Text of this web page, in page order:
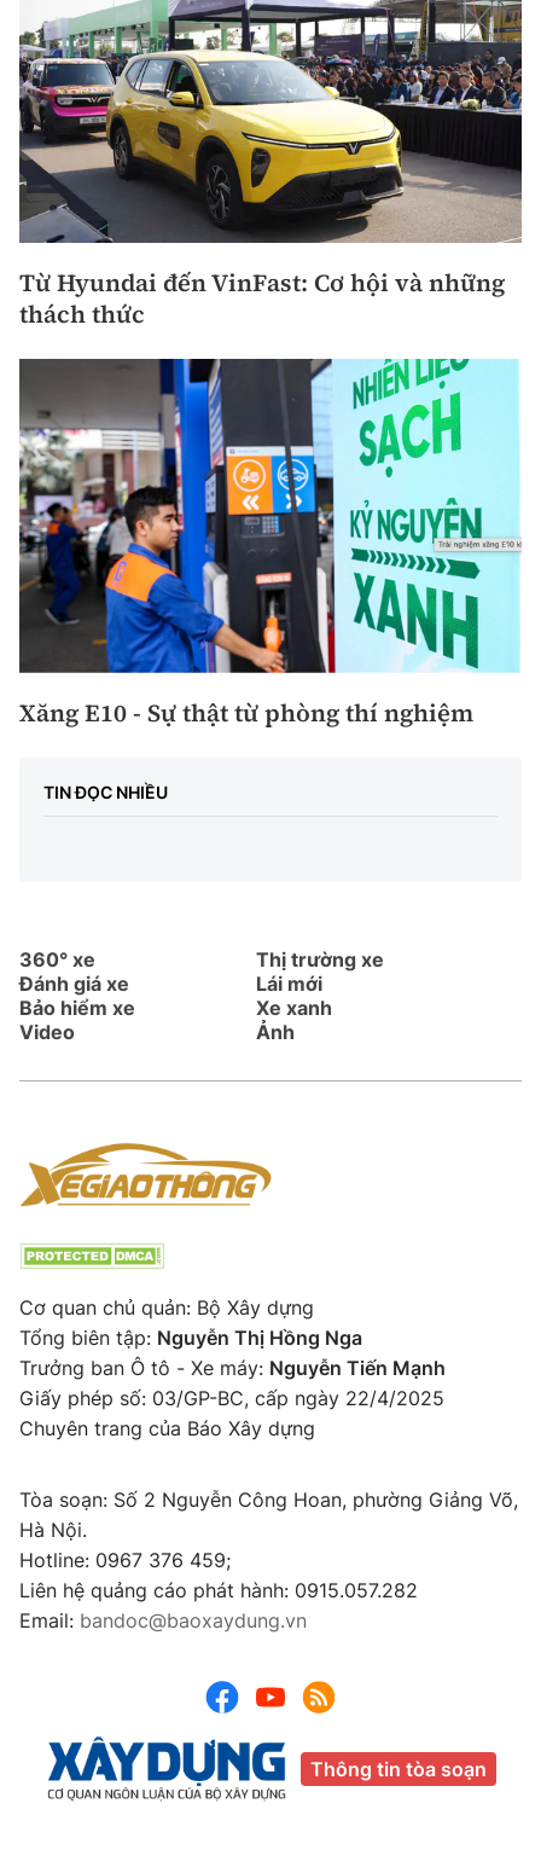
Từ Hyundai đến VinFast: Cơ hội và những
thách thức
Xăng E10 - Sự thật từ phòng thí nghiệm
TIN ĐỌC NHIỀU
360° xe
Thị trường xe
Đánh giá xe
Lái mới
Bảo hiểm xe
Xe xanh
Video
Ảnh
Cơ quan chủ quản: Bộ Xây dựng
Tổng biên tập: Nguyễn Thị Hồng Nga
Trưởng ban Ô tô - Xe máy: Nguyễn Tiến Mạnh
Giấy phép số: 03/GP-BC, cấp ngày 22/4/2025
Chuyên trang của Báo Xây dựng
Tòa soạn: Số 2 Nguyễn Công Hoan, phường Giảng Võ,
Hà Nội.
Hotline: 0967 376 459;
Liên hệ quảng cáo phát hành: 0915.057.282
Email: bandoc@baoxaydung.vn
Thông tin tòa soạn